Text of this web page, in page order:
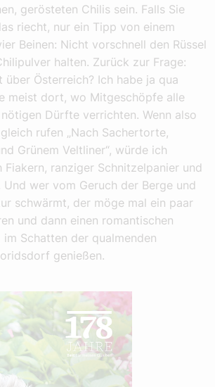
gerösteten Chilis sein. Falls Sie
riecht, nur ein Tipp von einem
Beinen: Nicht vorschnell den Rüssel
halten. Zurück zur Frage:
über Österreich? Ich habe ja qua
meist dort, wo Mitgeschöpfe alle
Dürfte verrichten. Wenn also
rufen „Nach Sachertorte,
Grünem Veltliner“, würde ich
Fiakern, ranziger Schnitzelpanier und
Und wer vom Geruch der Berge und
schwärmt, der möge mal ein paar
und dann einen romantischen
im Schatten der qualmenden
genießen.